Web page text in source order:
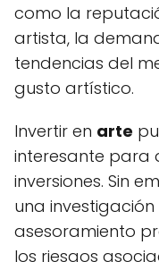
como la
artista, la
tendencias del
gusto artístico.
Invertir en arte
interesante para
inversiones. Sin
una
asesoramiento
los riesgos